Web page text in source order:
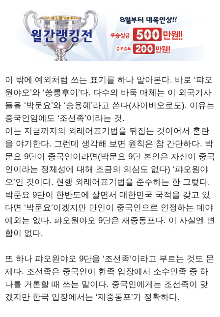
이 밖에 예외처럼 쓰는 표기를 하나 알아본다. 바로 ‘퍄오
원야오’와 ‘쑹룽후이’다. 다수의 바둑 매체는 이 외국기사
들을 ‘박문요’와 ‘송용혜’라고 쓴다(사이버오로도). 이유는
중국인임에도 ‘조선족’이라는 것.
이는 지금까지의 외래어표기법을 뒤집는 것이어서 혼란
을 야기한다. 그런데 생각해 보면 원칙은 참 간단하다. 박
문요 9단이 중국인이라면(박문요 9단 본인은 자신이 중국
인이라는 정체성에 대해 조금의 의심도 없다) ‘퍄오원야
오’인 것이다. 현행 외래어표기법을 준수하는 한 그렇다.
박문요 9단이 한반도에 살면서 대한민국 국적을 갖고 있
다면 ‘박문요’이겠지만 만인이 중국인으로 인정하는 데야
예외는 없다. 퍄오원야오 9단은 재중동포다. 이 사실엔 변
함이 없다.
또 하나 퍄오원야오 9단을 ‘조선족’이라고 부르는 것도 문
제다. 조선족은 중국인이 한족 입장에서 소수민족 중 하
나를 거론할 때 쓰는 말이다. 중국인에게는 조선족이 맞
겠지만 한국 입장에서는 ‘재중동포’가 정확하다.